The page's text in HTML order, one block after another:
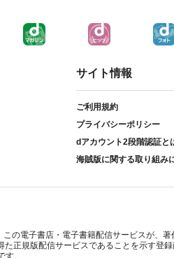
サイト情報
ご利用規約
プライバシーポリシー
dアカウント2段階認証と
海賊版に関する取り組み
この電子書店・電子書籍配信サービスが、著
た正規版配信サービスであることを示す登
。